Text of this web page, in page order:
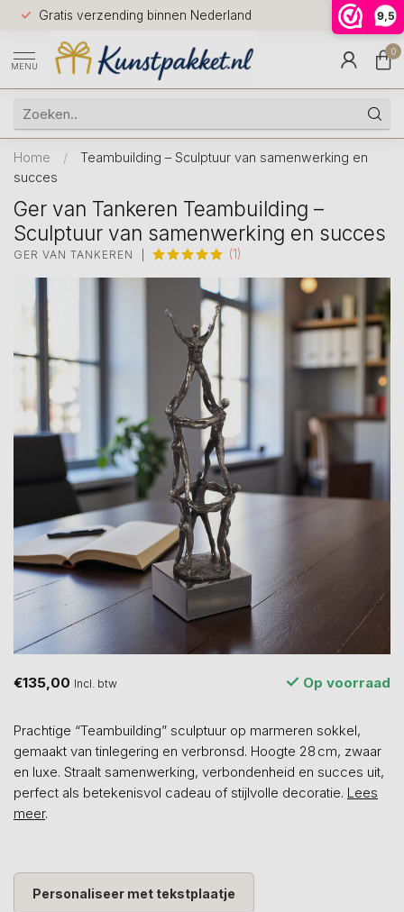
9,5
Gratis verzending binnen Nederland
Voor
huis
9.5
MENU
0
Home /
Teambuilding – Sculptuur van samenwerking en
succes
Ger van Tankeren Teambuilding –
Sculptuur van samenwerking en succes
GER VAN TANKEREN (1)
€135,00 Incl. btw Op voorraad
Prachtige “Teambuilding” sculptuur op marmeren sokkel,
gemaakt van tinlegering en verbronsd. Hoogte 28 cm, zwaar
en luxe. Straalt samenwerking, verbondenheid en succes uit,
perfect als betekenisvol cadeau of stijlvolle decoratie. Lees
meer.
Personaliseer met tekstplaatje